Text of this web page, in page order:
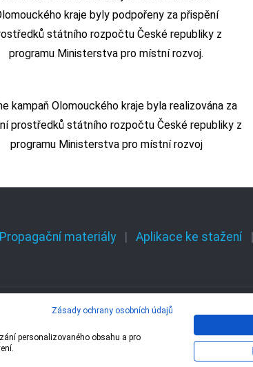
Propagační materiály Aplikace ke stažení
kraje byly podpořeny za přispění
státního rozpočtu České republiky z
programu Ministerstva pro místní rozvoj.
kampaň Olomouckého kraje byla realizována za
prostředků státního rozpočtu České republiky z
programu Ministerstva pro místní rozvoj
kraj,Centrála cestovního ruchu
Zásady ochrany osobních údajů
personalizovaného obsahu a pro